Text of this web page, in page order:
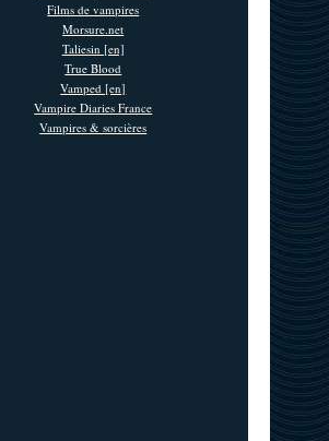
Films de vampires
Morsure.net
Taliesin [en]
True Blood
Vamped [en]
Vampire Diaries France
Vampires & sorcières